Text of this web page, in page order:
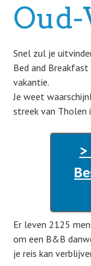
Snel zul je
Bed and Breakfast
vakantie.
Je weet
streek van Tholen
Er leven 2125
om een B&B
je reis kan